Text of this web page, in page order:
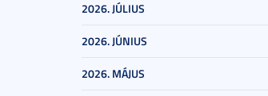
2026. JÚLIUS
2026. JÚNIUS
2026. MÁJUS